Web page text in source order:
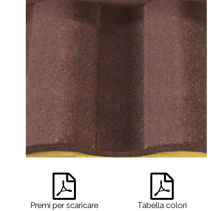
Premi per scaricare Tabella colori